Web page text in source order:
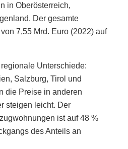
in Oberösterreich,
Der gesamte
7,55 Mrd. Euro (2022) auf
Unterschiede:
Salzburg, Tirol und
die Preise in anderen
steigen leicht. Der
ist auf 48 %
des Anteils an